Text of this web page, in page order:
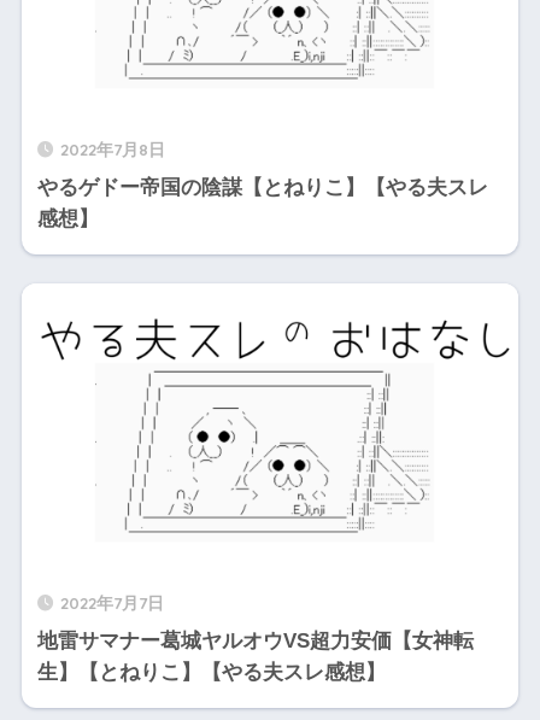
2022年7月8日
やるゲドー帝国の陰謀【とねりこ】【やる夫スレ
感想】
2022年7月7日
地雷サマナー葛城ヤルオウVS超力安価【女神転
生】【とねりこ】【やる夫スレ感想】